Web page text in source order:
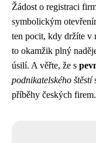
Žádost o registraci
symbolickým
ten pocit, kdy držíte v
to okamžik plný
úsilí. A věřte, že s
podnikatelského štěstí
příběhy českých firem.